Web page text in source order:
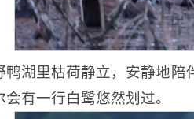
鸭湖里枯荷静立，安静地
有一行白鹭悠然划过。